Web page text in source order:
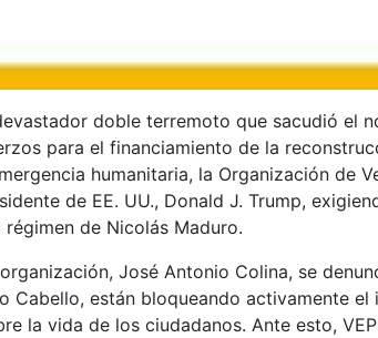
doble terremoto que sacudió el
para el financiamiento de la
humanitaria, la Organización de
de EE. UU., Donald J. Trump,
de Nicolás Maduro.
José Antonio Colina, se
están bloqueando activamente
la vida de los ciudadanos. Ante esto,